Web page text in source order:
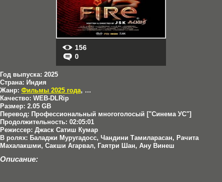
156
0
Год выпуска: 2025
Страна: Индия
Жанр: Фильмы 2025 года, Криминал
Качество: WEB-DLRip
Размер: 2.05 GB
Перевод: Профессиональный многоголосый ["Синема УС"]
Продолжительность: 02:05:01
Режиссер: Джаск Сатиш Кумар
В ролях: Баладжи Муругадосс, Чандини Тамиларасан, Рачита
Махалакшми, Сакши Агарвал, Гаятри Шан, Ану Винеш
Описание: